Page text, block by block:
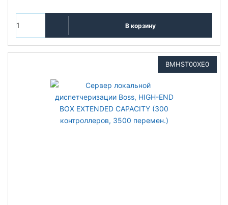
В корзину
BMHST00XE0